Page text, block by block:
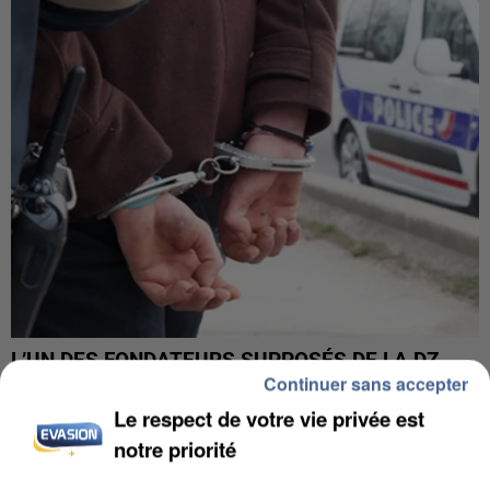
L’UN DES FONDATEURS SUPPOSÉS DE LA DZ
MAFIA INTERPELLÉ EN ALGÉRIE
Le respect de votre vie privée est
notre priorité
Continuer sans accepter